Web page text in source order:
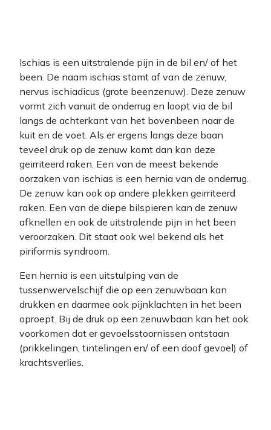
Ischias is een uitstralende pijn in de bil en/ of het
been. De naam ischias stamt af van de zenuw,
nervus ischiadicus (grote beenzenuw). Deze zenuw
vormt zich vanuit de onderrug en loopt via de bil
langs de achterkant van het bovenbeen naar de
kuit en de voet. Als er ergens langs deze baan
teveel druk op de zenuw komt dan kan deze
geirriteerd raken. Een van de meest bekende
oorzaken van ischias is een hernia van de onderrug.
De zenuw kan ook op andere plekken geirriteerd
raken. Een van de diepe bilspieren kan de zenuw
afknellen en ook de uitstralende pijn in het been
veroorzaken. Dit staat ook wel bekend als het
piriformis syndroom.
Een hernia is een uitstulping van de
tussenwervelschijf die op een zenuwbaan kan
drukken en daarmee ook pijnklachten in het been
oproept. Bij de druk op een zenuwbaan kan het ook
voorkomen dat er gevoelsstoornissen ontstaan
(prikkelingen, tintelingen en/ of een doof gevoel) of
krachtsverlies.